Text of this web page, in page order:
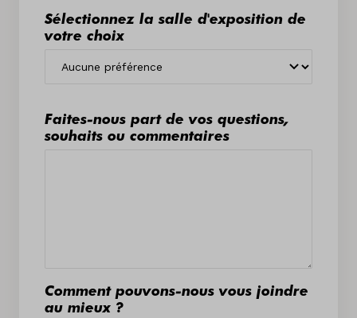
Sélectionnez la salle d'exposition de
votre choix
Faites-nous part de vos questions,
souhaits ou commentaires
Comment pouvons-nous vous joindre
au mieux ?